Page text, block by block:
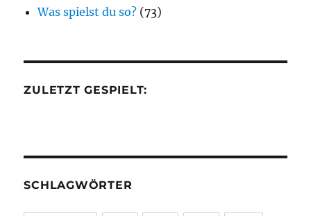
Was spielst du so? (73)
ZULETZT GESPIELT:
SCHLAGWÖRTER